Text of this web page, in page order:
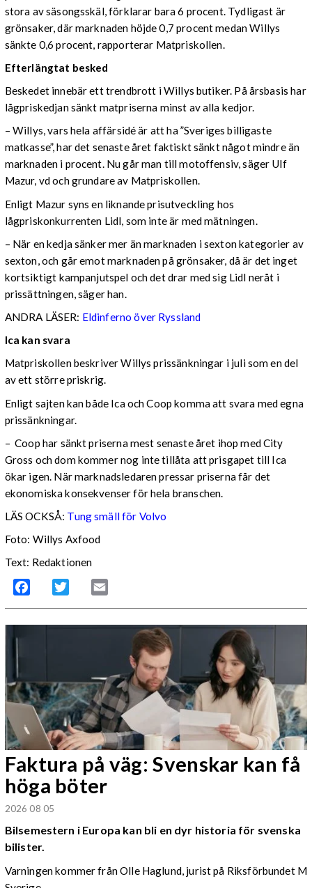
stora av säsongsskäl, förklarar bara 6 procent. Tydligast är
grönsaker, där marknaden höjde 0,7 procent medan Willys
sänkte 0,6 procent, rapporterar Matpriskollen.
Efterlängtat besked
Beskedet innebär ett trendbrott i Willys butiker. På årsbasis har
lågpriskedjan sänkt matpriserna minst av alla kedjor.
– Willys, vars hela affärsidé är att ha ”Sveriges billigaste
matkasse”, har det senaste året faktiskt sänkt något mindre än
marknaden i procent. Nu går man till motoffensiv, säger Ulf
Mazur, vd och grundare av Matpriskollen.
Enligt Mazur syns en liknande prisutveckling hos
lågpriskonkurrenten Lidl, som inte är med mätningen.
– När en kedja sänker mer än marknaden i sexton kategorier av
sexton, och går emot marknaden på grönsaker, då är det inget
kortsiktigt kampanjutspel och det drar med sig Lidl neråt i
prissättningen, säger han.
ANDRA LÄSER: Eldinferno över Ryssland
Ica kan svara
Matpriskollen beskriver Willys prissänkningar i juli som en del
av ett större priskrig.
Enligt sajten kan både Ica och Coop komma att svara med egna
prissänkningar.
– Coop har sänkt priserna mest senaste året ihop med City
Gross och dom kommer nog inte tillåta att prisgapet till Ica
ökar igen. När marknadsledaren pressar priserna får det
ekonomiska konsekvenser för hela branschen.
LÄS OCKSÅ: Tung smäll för Volvo
Foto: Willys Axfood
Text: Redaktionen
Facebook Twitter
Faktura på väg: Svenskar kan få
höga böter
2026 08 05
Bilsemestern i Europa kan bli en dyr historia för svenska
bilister.
Varningen kommer från Olle Haglund, jurist på Riksförbundet M